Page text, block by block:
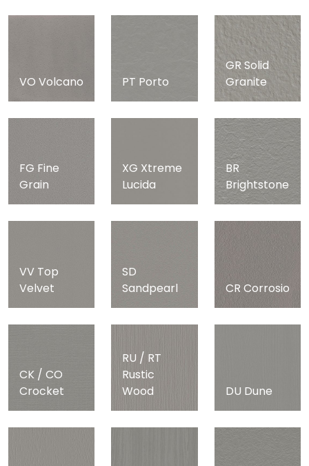
VO Volcano PT Porto
GR Solid
Granite
FG Fine
Grain
XG Xtreme
Lucida
BR
Brightstone
VV Top
Velvet
SD
Sandpearl
CR Corrosio
CK / CO
Crocket
RU / RT
Rustic
Wood
DU Dune